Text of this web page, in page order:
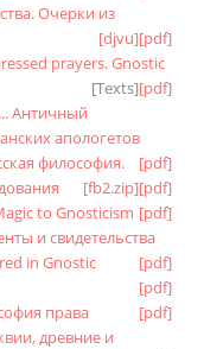
Очерки из
[djvu][pdf]
prayers. Gnostic
[Texts][pdf]
Античный
апологетов
[pdf]
философия.
[fb2.zip][pdf]
to Gnosticism [pdf]
и свидетельства
[pdf]
in Gnostic
[pdf]
права
[pdf]
древние и